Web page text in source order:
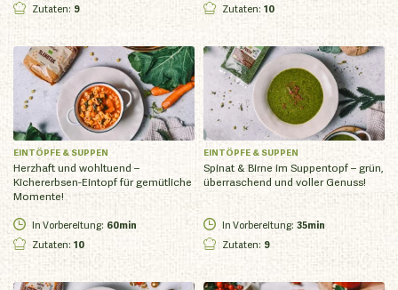
Zutaten: 9
Zutaten: 10
EINTÖPFE & SUPPEN
Herzhaft und wohltuend –
Kichererbsen-Eintopf für gemütliche
Momente!
In Vorbereitung: 60min
Zutaten: 10
EINTÖPFE & SUPPEN
Spinat & Birne im Suppentopf – grün,
überraschend und voller Genuss!
In Vorbereitung: 35min
Zutaten: 9